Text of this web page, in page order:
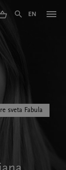
EN
sveta Fabula